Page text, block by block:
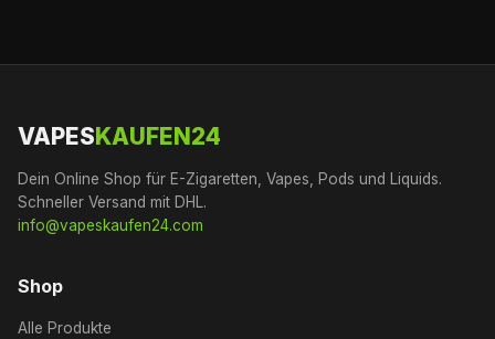
VAPESKAUFEN24
Dein Online Shop für E-Zigaretten, Vapes, Pods und Liquids.
Schneller Versand mit DHL.
info@vapeskaufen24.com
Shop
Alle Produkte